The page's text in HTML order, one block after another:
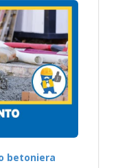
betoniera